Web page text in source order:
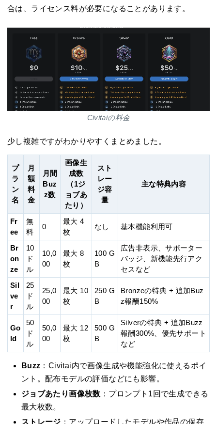
合は、ライセンス料が必要になることがあります。
Civitaiの料金
少し複雑ですがわかりやすくまとめました。
プ
ラ
ン
名
月
額
料
金
月間
Buz
z数
画像生
成数
（1ジ
ョブあ
たり）
スト
レー
ジ容
量
主な特典内容
Fr
ee
無
料
0
最大 4
枚
なし 基本機能利用可
Br
on
ze
10
ド
ル
10,0
00
最大 8
枚
100 G
B
広告非表示、サポーター
バッジ、新機能先行アク
セスなど
Sil
ve
r
25
ド
ル
25,0
00
最大 10
枚
250 G
B
Bronzeの特典 + 追加Buz
z報酬150%
Go
ld
50
ド
ル
50,0
00
最大 12
枚
500 G
B
Silverの特典 + 追加Buzz
報酬300%、優先サポート
など
Buzz ：Civitai内で画像生成や機能強化に使えるポイ
ント。配布モデルの評価などにも影響。
ジョブあたり画像枚数 ：プロンプト1回で生成できる
最大枚数。
ストレージ ：アップロードしたモデルや作品の保存